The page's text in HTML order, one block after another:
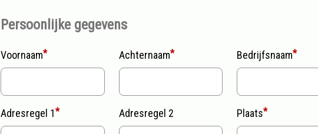
Persoonlijke gegevens
Voornaam Achternaam Bedrijfsnaam
Adresregel 1 Adresregel 2 Plaats